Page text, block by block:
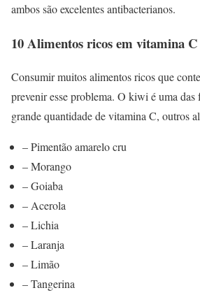
ambos são excelentes antibacterianos.
10 Alimentos ricos em vitamina C
Consumir muitos alimentos ricos que
prevenir esse problema. O kiwi é uma das
grande quantidade de vitamina C, outros
– Pimentão amarelo cru
– Morango
– Goiaba
– Acerola
– Lichia
– Laranja
– Limão
– Tangerina